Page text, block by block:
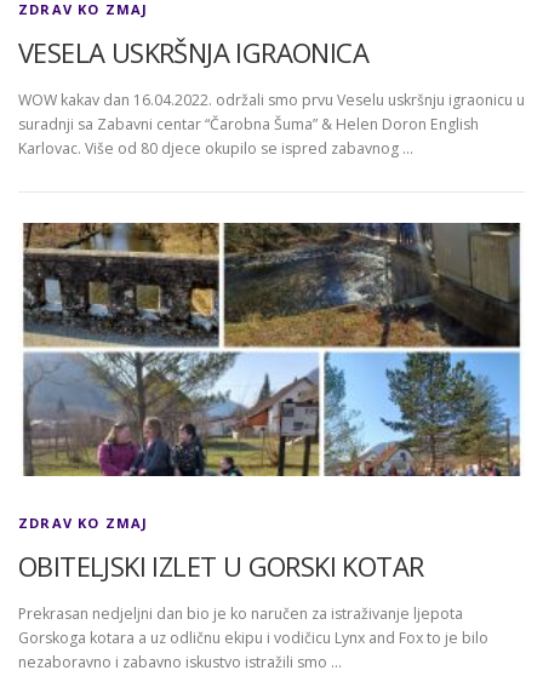
ZDRAV KO ZMAJ
VESELA USKRŠNJA IGRAONICA
WOW kakav dan 16.04.2022. održali smo prvu Veselu uskršnju igraonicu u
suradnji sa Zabavni centar “Čarobna Šuma” & Helen Doron English
Karlovac. Više od 80 djece okupilo se ispred zabavnog …
ZDRAV KO ZMAJ
OBITELJSKI IZLET U GORSKI KOTAR
Prekrasan nedjeljni dan bio je ko naručen za istraživanje ljepota
Gorskoga kotara a uz odličnu ekipu i vodičicu Lynx and Fox to je bilo
nezaboravno i zabavno iskustvo istražili smo …